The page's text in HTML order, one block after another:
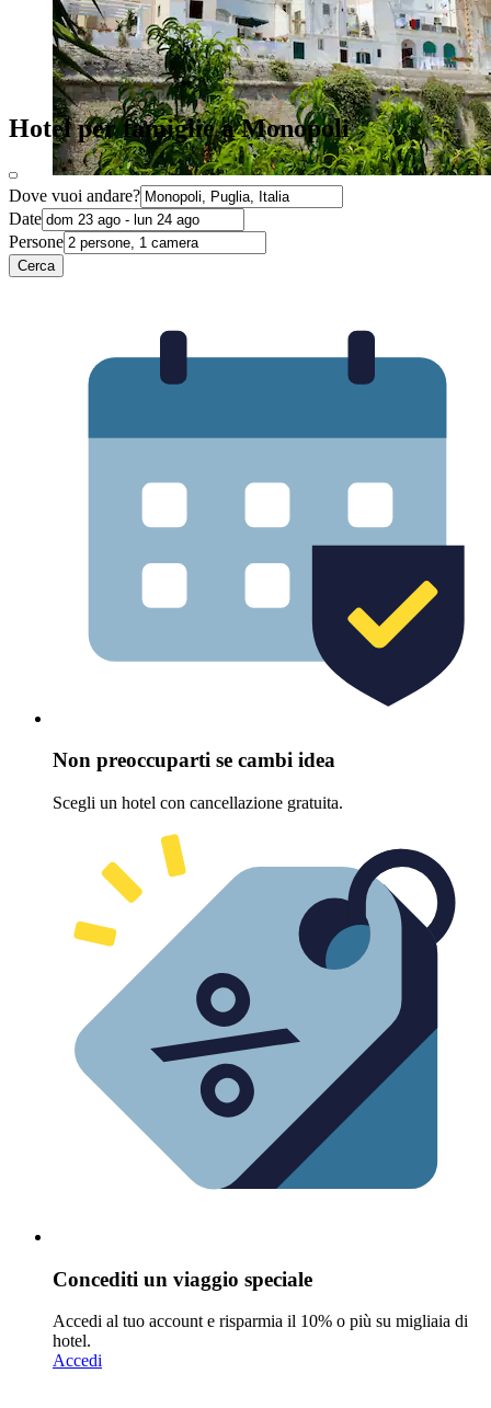
Hotel per famiglie a Monopoli
Dove vuoi andare?
Date
Persone
Cerca
Non preoccuparti se cambi idea
Scegli un hotel con cancellazione gratuita.
Concediti un viaggio speciale
Accedi al tuo account e risparmia il 10% o più su migliaia di
hotel.
Accedi